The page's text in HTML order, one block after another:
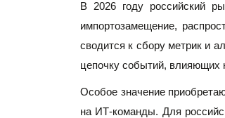
В 2026 году российский
импортозамещение,
сводится к сбору метрик и
цепочку событий, влияющих
Особое значение
на ИТ-команды. Для